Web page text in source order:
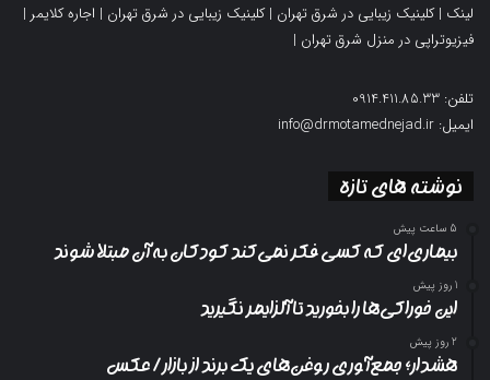
لینک |کلینیک زیبایی در شرق تهران |کلینیک زیبایی در شرق تهران | اجاره کلایمر |
فیزیوتراپی در منزل شرق تهران |
تلفن: 0914.411.85.33
ایمیل: info@drmotamednejad.ir
نوشته های تازه
5 ساعت پیش
بیماری‌ای که کسی فکر نمی‌کند کودکان به آن مبتلا شوند
1 روز پیش
این خوراکی‌ها را بخورید تا آلزایمر نگیرید
2 روز پیش
هشدار؛ جمع‌آوری روغن‌های یک برند از بازار/ عکس